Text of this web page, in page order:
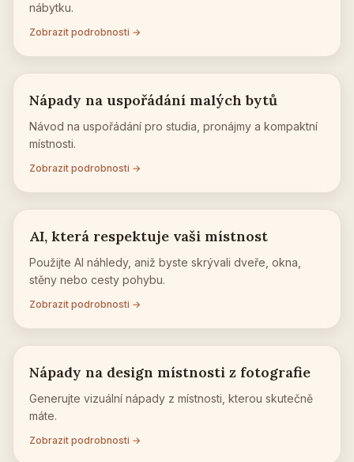
nábytku.
Zobrazit podrobnosti →
Nápady na uspořádání malých bytů
Návod na uspořádání pro studia, pronájmy a kompaktní
místnosti.
Zobrazit podrobnosti →
AI, která respektuje vaši místnost
Použijte AI náhledy, aniž byste skrývali dveře, okna,
stěny nebo cesty pohybu.
Zobrazit podrobnosti →
Nápady na design místnosti z fotografie
Generujte vizuální nápady z místnosti, kterou skutečně
máte.
Zobrazit podrobnosti →